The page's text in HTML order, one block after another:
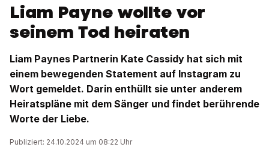
Liam Payne wollte vor
seinem Tod heiraten
Liam Paynes Partnerin Kate Cassidy hat sich mit
einem bewegenden Statement auf Instagram zu
Wort gemeldet. Darin enthüllt sie unter anderem
Heiratspläne mit dem Sänger und findet berührende
Worte der Liebe.
Publiziert: 24.10.2024 um 08:22 Uhr